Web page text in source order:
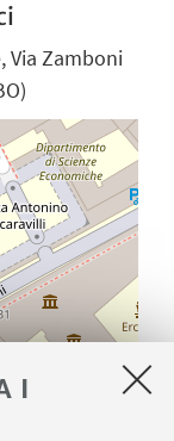
I
Via Zamboni